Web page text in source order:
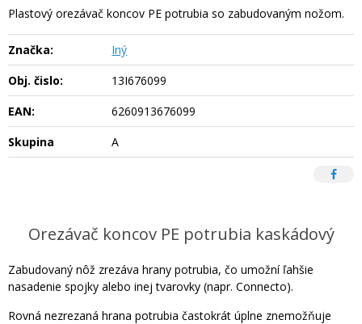
Plastový orezávač koncov PE potrubia so zabudovaným nožom.
Značka:
Iný
Obj. čislo:
13I676099
EAN:
6260913676099
Skupina
A
Orezávač koncov PE potrubia kaskádový
Zabudovaný nôž zrezáva hrany potrubia, čo umožní ľahšie
nasadenie spojky alebo inej tvarovky (napr. Connecto).
Rovná nezrezaná hrana potrubia častokrát úplne znemožňuje